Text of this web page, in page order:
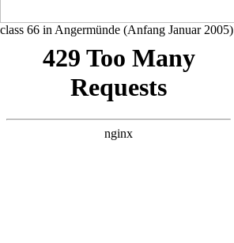
class 66 in Angermünde (Anfang Januar 2005)